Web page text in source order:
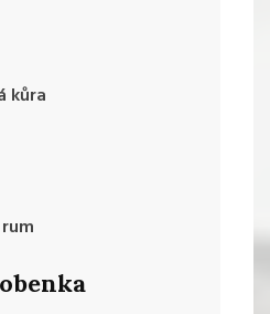
kůra